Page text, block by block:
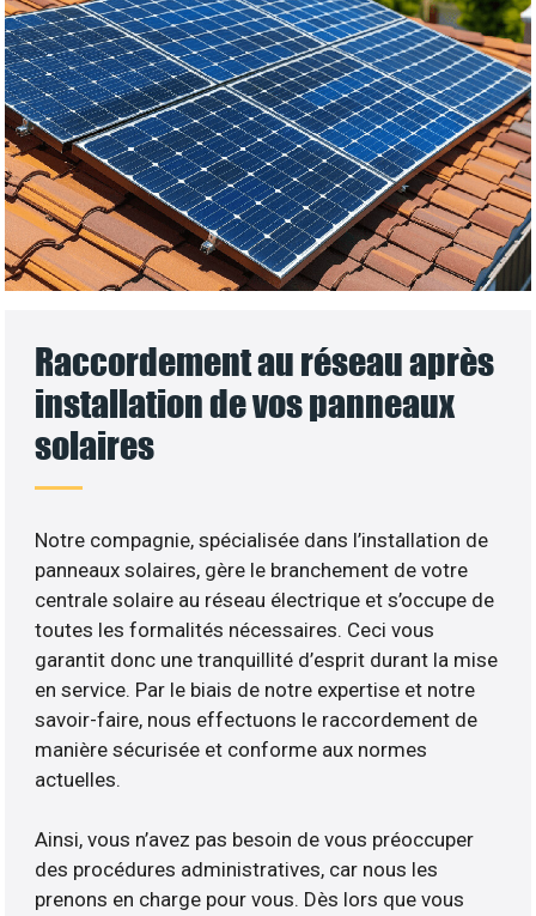
Raccordement au réseau après
installation de vos panneaux
solaires
Notre compagnie, spécialisée dans l’installation de
panneaux solaires, gère le branchement de votre
centrale solaire au réseau électrique et s’occupe de
toutes les formalités nécessaires. Ceci vous
garantit donc une tranquillité d’esprit durant la mise
en service. Par le biais de notre expertise et notre
savoir-faire, nous effectuons le raccordement de
manière sécurisée et conforme aux normes
actuelles.
Ainsi, vous n’avez pas besoin de vous préoccuper
des procédures administratives, car nous les
prenons en charge pour vous. Dès lors que vous